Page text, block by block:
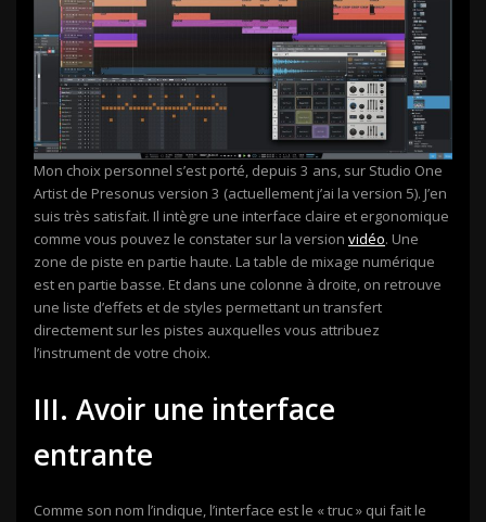
Mon choix personnel s’est porté, depuis 3 ans, sur Studio One
Artist de Presonus version 3 (actuellement j’ai la version 5). J’en
suis très satisfait. Il intègre une interface claire et ergonomique
comme vous pouvez le constater sur la version vidéo. Une
zone de piste en partie haute. La table de mixage numérique
est en partie basse. Et dans une colonne à droite, on retrouve
une liste d’effets et de styles permettant un transfert
directement sur les pistes auxquelles vous attribuez
l’instrument de votre choix.
III. Avoir une interface
entrante
Comme son nom l’indique, l’interface est le « truc » qui fait le